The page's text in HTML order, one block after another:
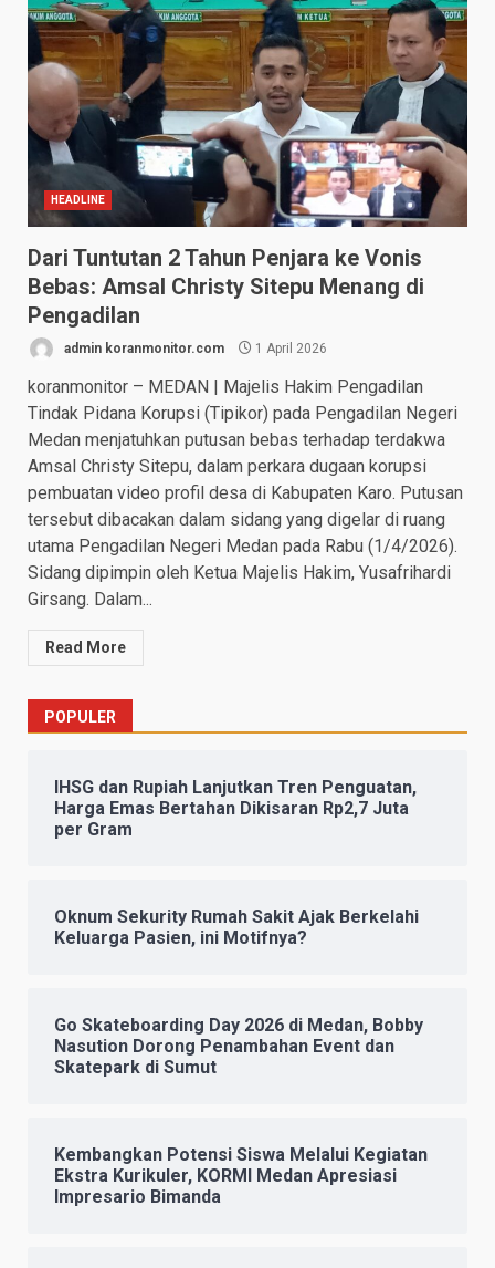
HEADLINE
Dari Tuntutan 2 Tahun Penjara ke Vonis
Bebas: Amsal Christy Sitepu Menang di
Pengadilan
admin koranmonitor.com 1 April 2026
koranmonitor – MEDAN | Majelis Hakim Pengadilan
Tindak Pidana Korupsi (Tipikor) pada Pengadilan Negeri
Medan menjatuhkan putusan bebas terhadap terdakwa
Amsal Christy Sitepu, dalam perkara dugaan korupsi
pembuatan video profil desa di Kabupaten Karo. Putusan
tersebut dibacakan dalam sidang yang digelar di ruang
utama Pengadilan Negeri Medan pada Rabu (1/4/2026).
Sidang dipimpin oleh Ketua Majelis Hakim, Yusafrihardi
Girsang. Dalam...
Read More
POPULER
IHSG dan Rupiah Lanjutkan Tren Penguatan,
Harga Emas Bertahan Dikisaran Rp2,7 Juta
per Gram
Oknum Sekurity Rumah Sakit Ajak Berkelahi
Keluarga Pasien, ini Motifnya?
Go Skateboarding Day 2026 di Medan, Bobby
Nasution Dorong Penambahan Event dan
Skatepark di Sumut
Kembangkan Potensi Siswa Melalui Kegiatan
Ekstra Kurikuler, KORMI Medan Apresiasi
Impresario Bimanda